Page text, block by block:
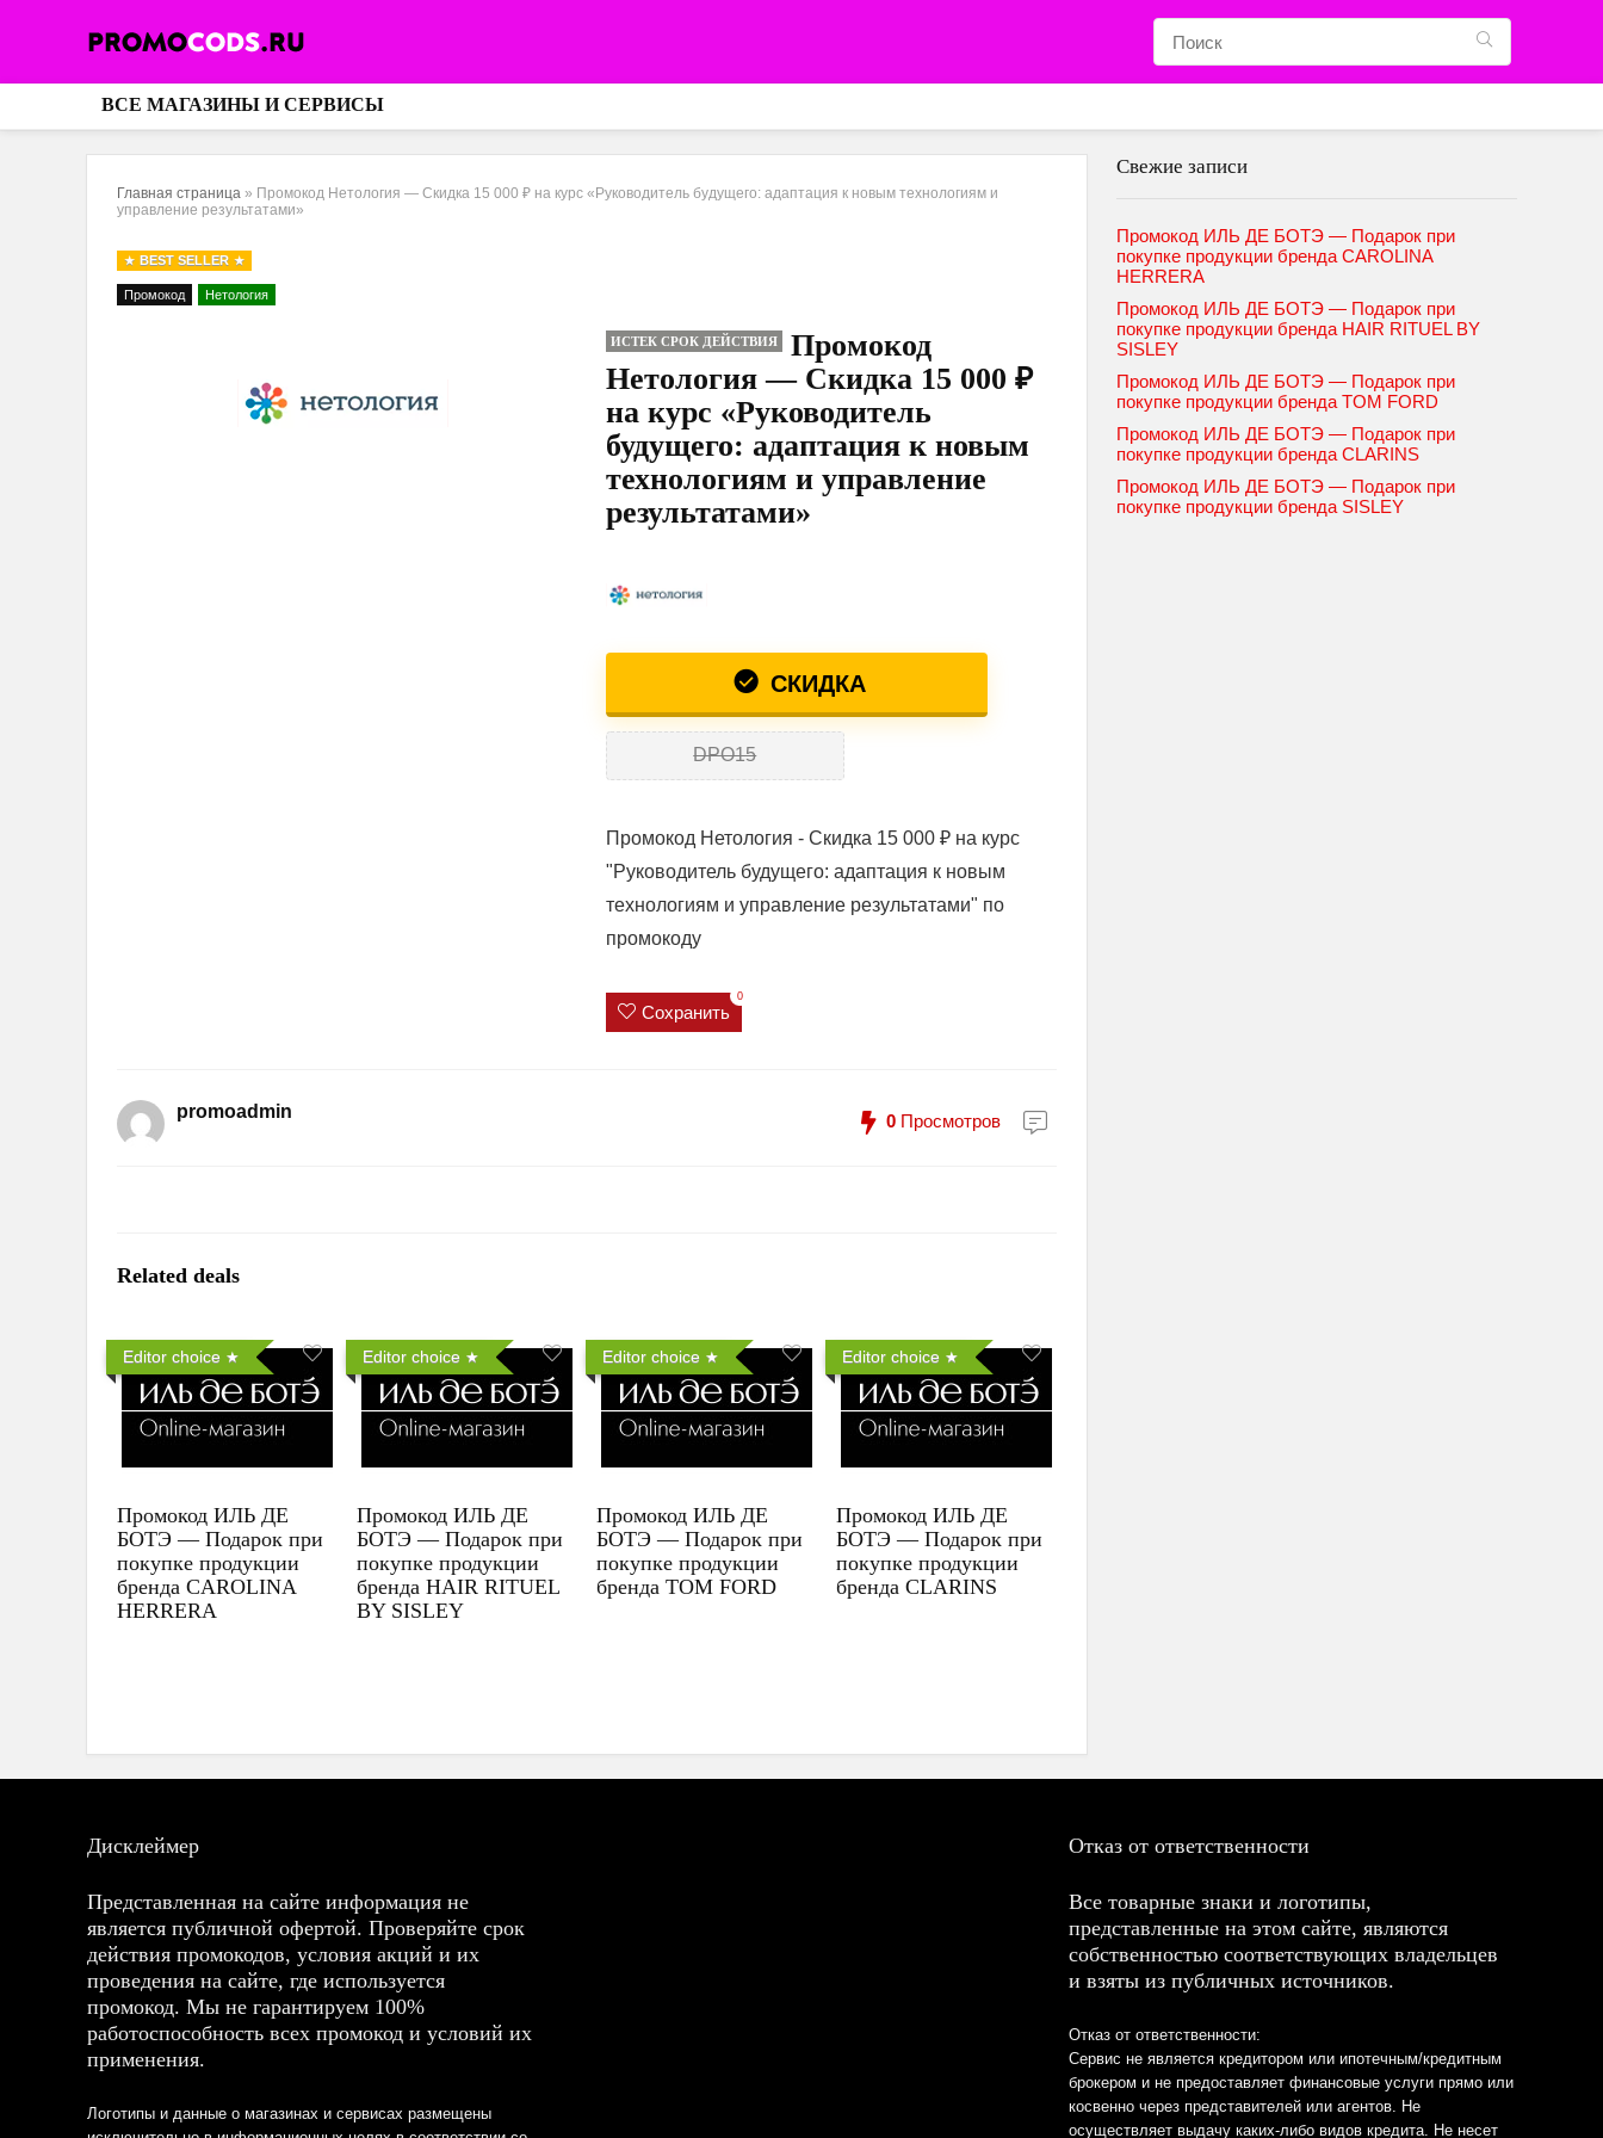
ВСЕ МАГАЗИНЫ И СЕРВИСЫ
Главная страница » Промокод Нетология — Скидка 15 000 ₽ на курс «Руководитель будущего: адаптация к новым технологиям и
управление результатами»
BEST SELLER
Промокод Нетология
ИСТЕК СРОК ДЕЙСТВИЯ
Промокод
Нетология — Скидка 15 000 ₽
на курс «Руководитель
будущего: адаптация к новым
технологиям и управление
результатами»
СКИДКА
DPO15
Промокод Нетология - Скидка 15 000 ₽ на курс
"Руководитель будущего: адаптация к новым
технологиям и управление результатами" по
промокоду
Сохранить
0
promoadmin 0 Просмотров
Related deals
Editor choice
Промокод ИЛЬ ДЕ
БОТЭ — Подарок при
покупке продукции
бренда CAROLINA
HERRERA
Editor choice
Промокод ИЛЬ ДЕ
БОТЭ — Подарок при
покупке продукции
бренда HAIR RITUEL
BY SISLEY
Editor choice
Промокод ИЛЬ ДЕ
БОТЭ — Подарок при
покупке продукции
бренда TOM FORD
Editor choice
Промокод ИЛЬ ДЕ
БОТЭ — Подарок при
покупке продукции
бренда CLARINS
Свежие записи
Промокод ИЛЬ ДЕ БОТЭ — Подарок при
покупке продукции бренда CAROLINA
HERRERA
Промокод ИЛЬ ДЕ БОТЭ — Подарок при
покупке продукции бренда HAIR RITUEL BY
SISLEY
Промокод ИЛЬ ДЕ БОТЭ — Подарок при
покупке продукции бренда TOM FORD
Промокод ИЛЬ ДЕ БОТЭ — Подарок при
покупке продукции бренда CLARINS
Промокод ИЛЬ ДЕ БОТЭ — Подарок при
покупке продукции бренда SISLEY
Дисклеймер
Представленная на сайте информация не
является публичной офертой. Проверяйте срок
действия промокодов, условия акций и их
проведения на сайте, где используется
промокод. Мы не гарантируем 100%
работоспособность всех промокод и условий их
применения.
Логотипы и данные о магазинах и сервисах размещены
Отказ от ответственности
Все товарные знаки и логотипы,
представленные на этом сайте, являются
собственностью соответствующих владельцев
и взяты из публичных источников.
Отказ от ответственности:
Сервис не является кредитором или ипотечным/кредитным
брокером и не предоставляет финансовые услуги прямо или
косвенно через представителей или агентов. Не
осуществляет выдачу каких-либо видов кредита. Не несет